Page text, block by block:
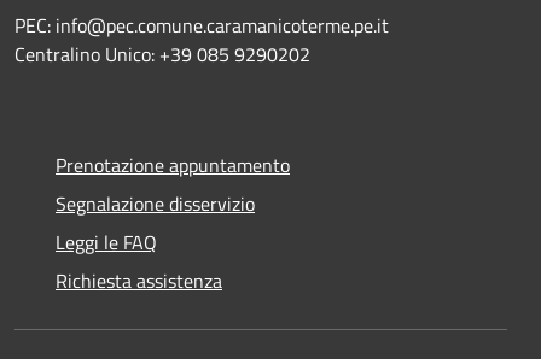
PEC: info@pec.comune.caramanicoterme.pe.it
Centralino Unico: +39 085 9290202
Prenotazione appuntamento
Segnalazione disservizio
Leggi le FAQ
Richiesta assistenza